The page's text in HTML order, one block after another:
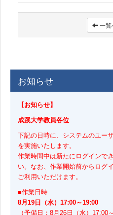
一覧
お知らせ
【お知らせ】
成蹊大学教員各位
下記の日時に、システムのユー
を実施いたします。
作業時間中は新たにログインで
い。なお、作業開始前からログ
ご利用いただけます。
■作業日時
8月19日（水）17:00～19:00
（予備日：8月26日（水）17:00